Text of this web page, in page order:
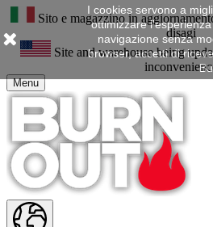
Sito e magazzino in
disagi
Site and warehouse being
Menu
I cookies servono a
ottimizzare
navigazione senza
browser, accetti di